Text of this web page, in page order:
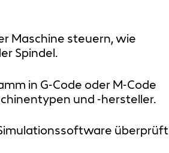
Maschine steuern, wie
Spindel.
in G-Code oder M-Code
und -hersteller.
überprüft